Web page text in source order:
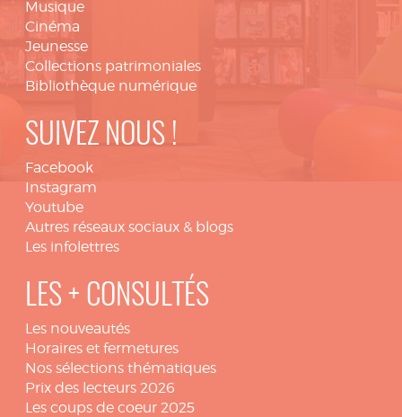
Musique
Cinéma
Jeunesse
Collections patrimoniales
Bibliothèque numérique
SUIVEZ NOUS !
Facebook
Instagram
Youtube
Autres réseaux sociaux & blogs
Les infolettres
LES + CONSULTÉS
Les nouveautés
Horaires et fermetures
Nos sélections thématiques
Prix des lecteurs 2026
Les coups de coeur 2025